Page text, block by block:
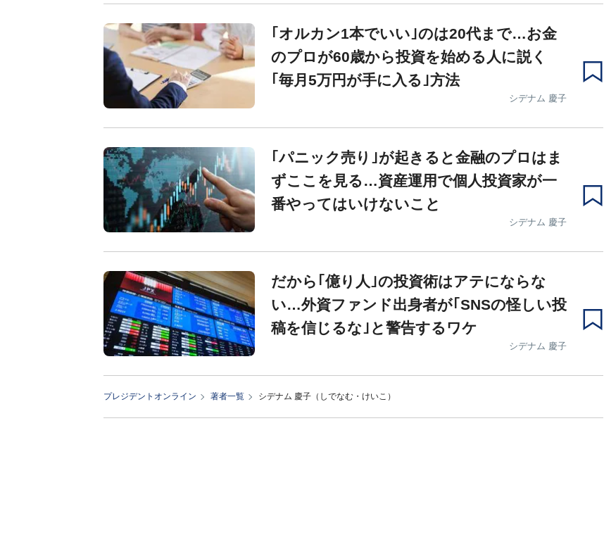
｢オルカン1本でいい｣のは20代まで…お金
のプロが60歳から投資を始める人に説く
｢毎月5万円が手に入る｣方法
シデナム 慶子
｢パニック売り｣が起きると金融のプロはま
ずここを見る…資産運用で個人投資家が一
番やってはいけないこと
シデナム 慶子
だから｢億り人｣の投資術はアテにならな
い…外資ファンド出身者が｢SNSの怪しい投
稿を信じるな｣と警告するワケ
シデナム 慶子
プレジデントオンライン 著者一覧 シデナム 慶子（しでなむ・けいこ）